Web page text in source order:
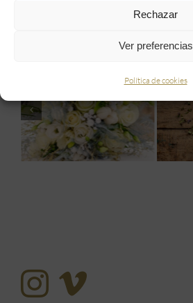
Rechazar
Ver preferencias
Política de cookies
florales en la
decoración de
Bodas